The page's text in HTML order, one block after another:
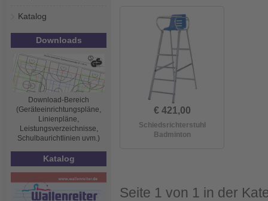
Katalog
Downloads
Download-Bereich
(Geräteeinrichtungspläne,
Linienpläne,
Leistungsverzeichnisse,
Schulbaurichtlinien uvm.)
Katalog
€ 421,00
Schiedsrichterstuhl
Badminton
Seite 1 von 1 in der